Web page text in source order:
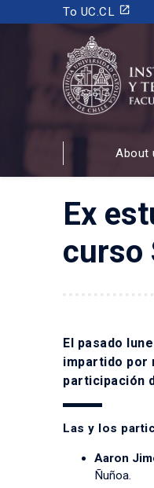
To UC.CL launch
Y
FACULTAD DE
About
Ex
curso
El pasado
impartido por
participación
Las y los
Aaron
Ñuñoa.